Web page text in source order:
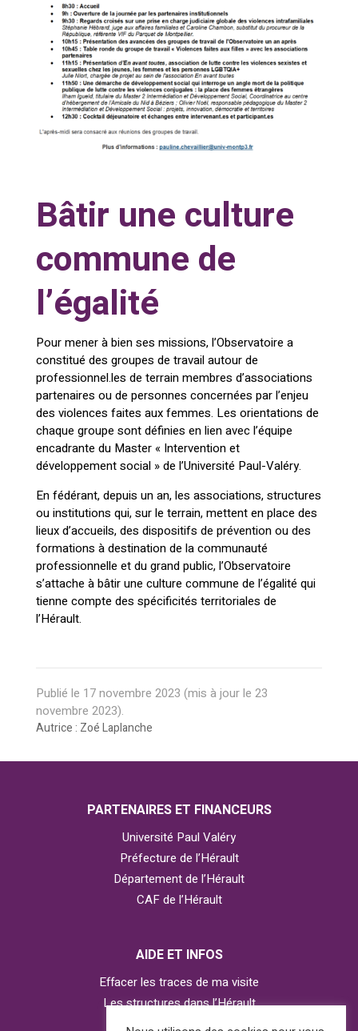
Bâtir une culture
commune de
l’égalité
Pour mener à bien ses missions, l’Observatoire a
constitué des groupes de travail autour de
professionnel.les de terrain membres d’associations
partenaires ou de personnes concernées par l’enjeu
des violences faites aux femmes. Les orientations de
chaque groupe sont définies en lien avec l’équipe
encadrante du Master « Intervention et
développement social » de l’Université Paul-Valéry.
En fédérant, depuis un an, les associations, structures
ou institutions qui, sur le terrain, mettent en place des
lieux d’accueils, des dispositifs de prévention ou des
formations à destination de la communauté
professionnelle et du grand public, l’Observatoire
s’attache à bâtir une culture commune de l’égalité qui
tienne compte des spécificités territoriales de
l’Hérault.
Publié le 17 novembre 2023 (mis à jour le 23
novembre 2023).
Autrice : Zoé Laplanche
PARTENAIRES ET FINANCEURS
Université Paul Valéry
Préfecture de l’Hérault
Département de l’Hérault
CAF de l’Hérault
AIDE ET INFOS
Effacer les traces de ma visite
Les structures dans l’Hérault
Contacter l’Observatoire